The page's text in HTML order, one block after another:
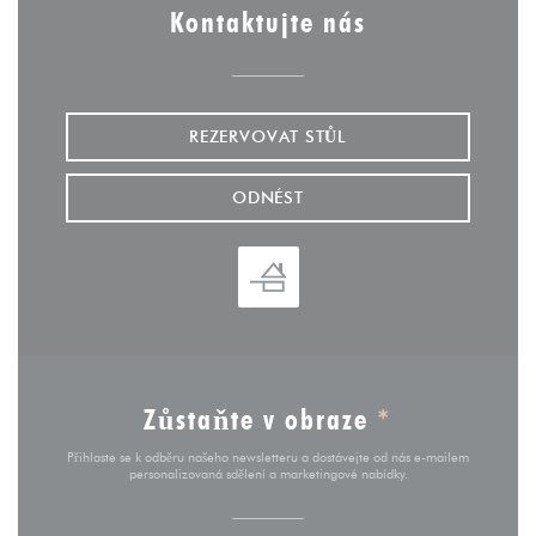
Kontaktujte nás
REZERVOVAT STŮL
ODNÉST
Zůstaňte v obraze *
Přihlaste se k odběru našeho newsletteru a dostávejte od nás e-mailem
personalizovaná sdělení a marketingové nabídky.